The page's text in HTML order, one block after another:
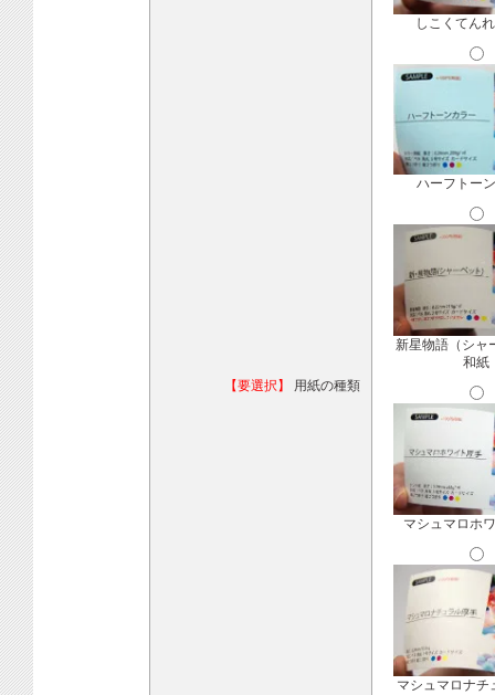
【要選択】 用紙の種類
しこくてん
ハーフトー
新星物語（シャ
和紙
マシュマロホ
マシュマロナチ